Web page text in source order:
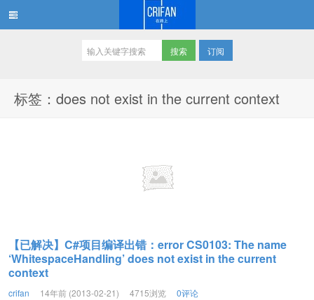
订阅
标签：does not exist in the current context
【已解决】C#项目编译出错：error CS0103: The name
‘WhitespaceHandling’ does not exist in the current
context
crifan 14年前 (2013-02-21) 4715浏览 0评论